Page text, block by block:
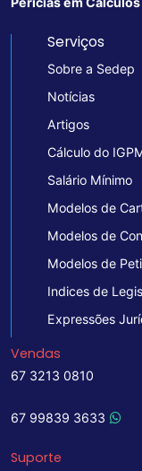
Serviços
Sobre a Sedep
Notícias
Artigos
Cálculo do
Salário Mínimo
Modelos de
Modelos de
Modelos de
Indices de
Expressões
Vendas
67 3213 0810
67 99839 3633
Suporte